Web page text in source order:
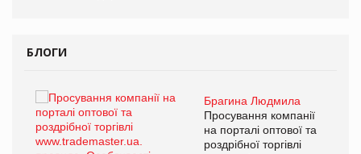
БЛОГИ
Брагина Людмила
Просування компанії
на порталі оптової та
роздрібної торгівлі